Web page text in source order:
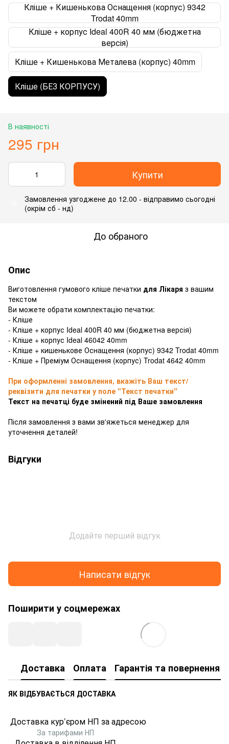
Кліше + Кишенькова Оснащення (корпус) 9342
Trodat 40mm
Кліше + корпус Ideal 400R 40 мм (бюджетна
версія)
Кліше + Кишенькова Металева (корпус) 40mm
Кліше (БЕЗ КОРПУСУ)
В наявності
295 грн
Купити
Замовлення узгоджене до 12.00 - відправимо сьогодні
(окрім сб - нд)
До обраного
Опис
Виготовлення гумового кліше печатки для Лікаря з вашим
текстом
Ви можете обрати комплектацію печатки:
- Кліше
- Кліше + корпус Ideal 400R 40 мм (бюджетна версія)
- Кліше + корпус Ideal 46042 40mm
- Кліше + кишенькове Оснащення (корпус) 9342 Trodat 40mm
- Кліше + Преміум Оснащення (корпус) Trodat 4642 40mm
При оформленні замовлення, вкажіть Ваш текст/
реквізити для печатки у поле "Текст печатки"
Текст на печатці буде змінений під Ваше замовлення
Після замовлення з вами зв'яжеться менеджер для
уточнення деталей!
Відгуки
Додайте перший відгук
Написати відгук
Поширити у соцмережах
Доставка Оплата Гарантія та повернення
ЯК ВІДБУВАЄТЬСЯ ДОСТАВКА
Доставка кур’єром НП за адресою
За тарифами НП